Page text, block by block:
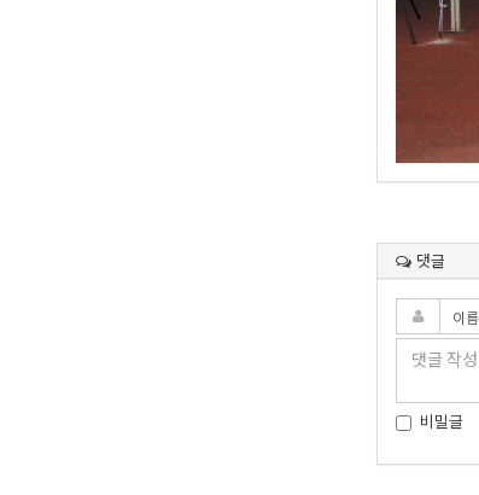
댓글
비밀글